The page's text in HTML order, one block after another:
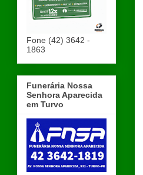
Fone (42) 3642 -
1863
Funerária Nossa
Senhora Aparecida
em Turvo